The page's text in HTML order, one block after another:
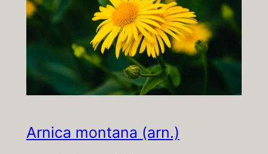
Arnica montana (arn.)